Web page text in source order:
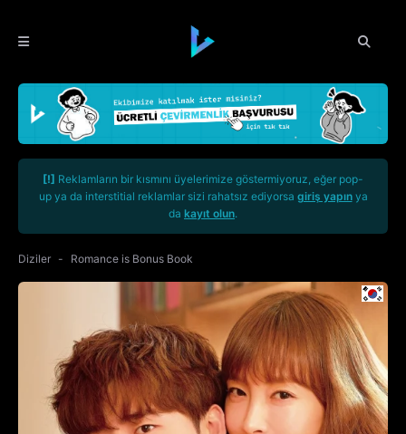
[!] Reklamların bir kısmını üyelerimize göstermiyoruz, eğer pop-
up ya da interstitial reklamlar sizi rahatsız ediyorsa giriş yapınya
da kayıt olun.
Diziler Romance is Bonus Book